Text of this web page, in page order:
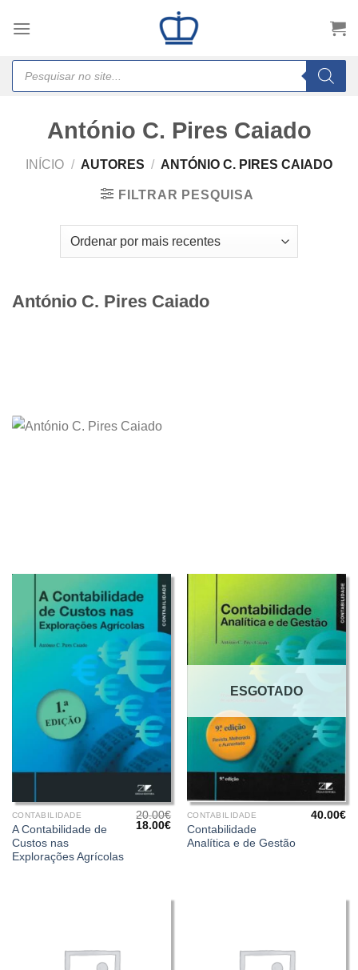
Products
search
António C. Pires Caiado
INÍCIO / AUTORES / ANTÓNIO C. PIRES CAIADO
FILTRAR PESQUISA
António C. Pires Caiado
CONTABILIDADE
A Contabilidade de
Custos nas
Explorações Agrícolas
20.00€
O
18.00€O
preço
atual
ESGOTADO
CONTABILIDADE
Contabilidade
Analítica e de Gestão
40.00€